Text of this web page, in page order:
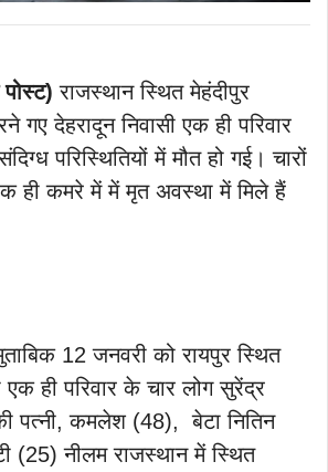
राजस्थान स्थित मेहंदीपुर
गए देहरादून निवासी एक ही परिवार
परिस्थितियों में मौत हो गई। चारों
कमरे में में मृत अवस्था में मिले हैं
12 जनवरी को रायपुर स्थित
एक ही परिवार के चार लोग सुरेंद्र
पत्नी, कमलेश (48), बेटा नितिन
(25) नीलम राजस्थान में स्थित